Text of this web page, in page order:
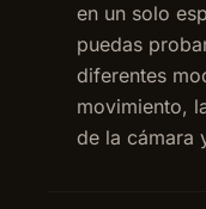
en un solo
puedas
diferentes
movimiento,
de la cámara